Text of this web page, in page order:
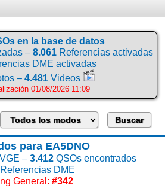
en la base de datos
– 8.061Referencias activadas
DME activadas
– 4.481 Videos
01/08/2026 11:09
para EA5DNO
– 3.412QSOs encontrados
DME
General: #342